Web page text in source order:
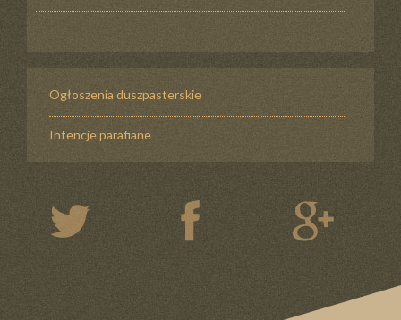
Ogłoszenia duszpasterskie
Intencje parafiane